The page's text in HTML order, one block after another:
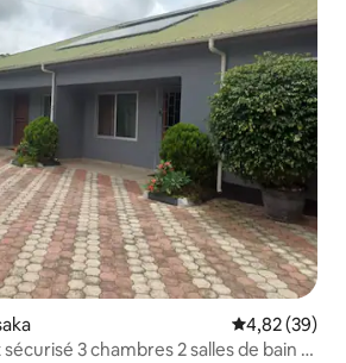
Évaluation
4,82 (39)
3 chambres 2 salles de bain |